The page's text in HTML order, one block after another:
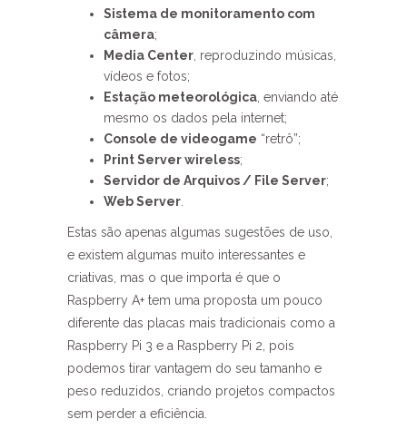
Sistema de monitoramento com
câmera;
Media Center , reproduzindo músicas,
vídeos e fotos;
Estação meteorológica , enviando até
mesmo os dados pela internet;
Console de videogame “retrô”;
Print Server wireless;
Servidor de Arquivos / File Server;
Web Server
Estas são apenas algumas sugestões de uso,
e existem algumas muito interessantes e
criativas, mas o que importa é que o
Raspberry A+ tem uma proposta um pouco
diferente das placas mais tradicionais como a
Raspberry Pi 3 e a Raspberry Pi 2, pois
podemos tirar vantagem do seu tamanho e
peso reduzidos, criando projetos compactos
sem perder a eficiência.